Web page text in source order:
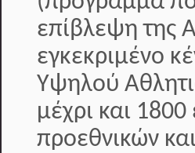
επίβλεψη της
εγκεκριμένο
Υψηλού
μέχρι και
προεθνικών